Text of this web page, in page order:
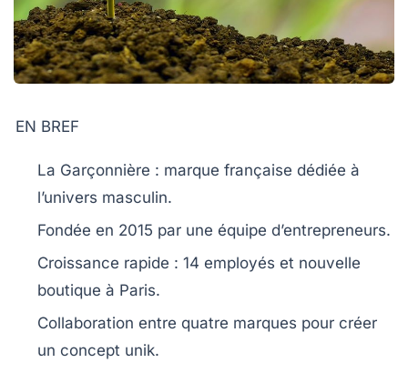
EN BREF
La Garçonnière : marque française dédiée à
l’univers masculin.
Fondée en 2015 par une équipe d’entrepreneurs.
Croissance rapide : 14 employés et nouvelle
boutique à Paris.
Collaboration entre quatre marques pour créer
un concept unik.